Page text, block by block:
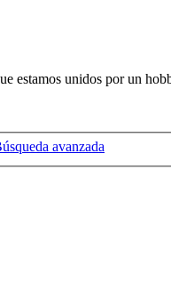
estamos unidos por un
avanzada